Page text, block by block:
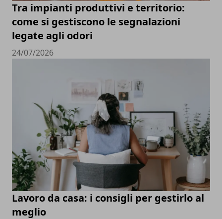
Tra impianti produttivi e territorio:
come si gestiscono le segnalazioni
legate agli odori
24/07/2026
Lavoro da casa: i consigli per gestirlo al
meglio